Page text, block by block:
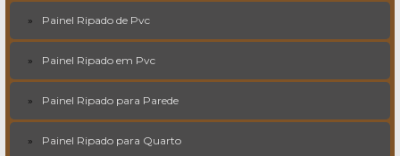
Painel Ripado de Pvc
Painel Ripado em Pvc
Painel Ripado para Parede
Painel Ripado para Quarto